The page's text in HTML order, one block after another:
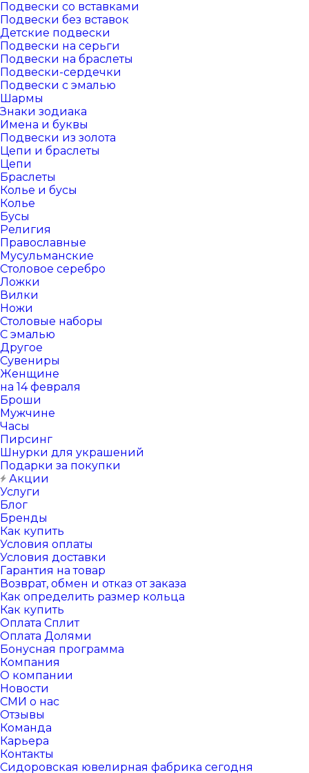
Подвески со вставками
Подвески без вставок
Детские подвески
Подвески на серьги
Подвески на браслеты
Подвески-сердечки
Подвески с эмалью
Шармы
Знаки зодиака
Имена и буквы
Подвески из золота
Цепи и браслеты
Цепи
Браслеты
Колье и бусы
Колье
Бусы
Религия
Православные
Мусульманские
Столовое серебро
Ложки
Вилки
Ножи
Столовые наборы
С эмалью
Другое
Сувениры
Женщине
на 14 февраля
Броши
Мужчине
Часы
Пирсинг
Шнурки для украшений
Подарки за покупки
Акции
Услуги
Блог
Бренды
Как купить
Условия оплаты
Условия доставки
Гарантия на товар
Возврат, обмен и отказ от заказа
Как определить размер кольца
Как купить
Оплата Сплит
Оплата Долями
Бонусная программа
Компания
О компании
Новости
СМИ о нас
Отзывы
Команда
Карьера
Контакты
Сидоровская ювелирная фабрика сегодня